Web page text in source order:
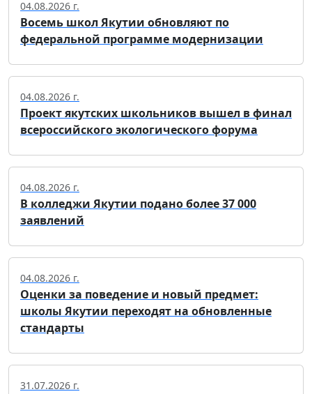
04.08.2026 г.
Восемь школ Якутии обновляют по
федеральной программе модернизации
04.08.2026 г.
Проект якутских школьников вышел в финал
всероссийского экологического форума
04.08.2026 г.
В колледжи Якутии подано более 37 000
заявлений
04.08.2026 г.
Оценки за поведение и новый предмет:
школы Якутии переходят на обновленные
стандарты
31.07.2026 г.